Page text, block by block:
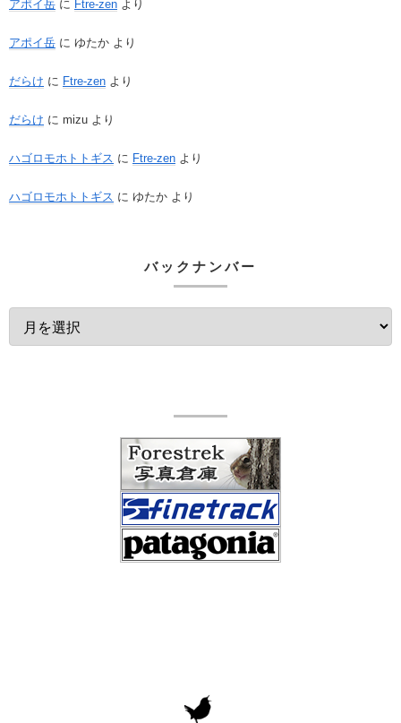
アポイ岳 に Ftre-zen より
アポイ岳 に ゆたか より
だらけ に Ftre-zen より
だらけ に mizu より
ハゴロモホトトギス に Ftre-zen より
ハゴロモホトトギス に ゆたか より
バックナンバー